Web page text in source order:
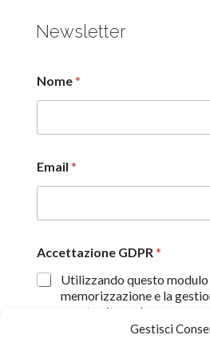
Gestisci
Newsletter
Nome*
Email *
Accettazione GDPR*
Utilizzando questo
memorizzazione e la
questo sito web.
Proseguendo, dichiaro di aver